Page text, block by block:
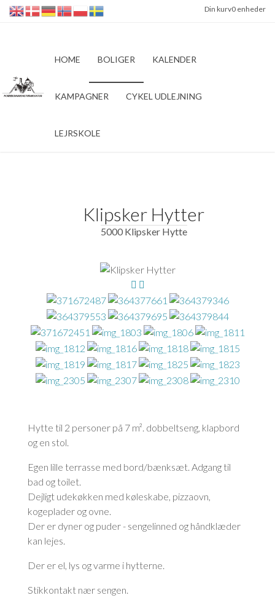
Din kurv0 enheder
HOME BOLIGER KALENDER
KAMPAGNER CYKEL UDLEJNING
LEJRSKOLE
Klipsker Hytter
5000 Klipsker Hytte
Hytte til 2 personer på 7 m². dobbeltseng, klapbord
og en stol.
Egen lille terrasse med bord/bænksæt. Adgang til
bad og toilet.
Dejligt udekøkken med køleskabe, pizzaovn,
kogeplader og ovne.
Der er dyner og puder - sengelinned og håndklæder
kan lejes.
Der er el, lys og varme i hytterne.
Stikkontakt nær sengen.